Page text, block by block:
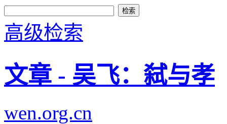
高级检索
文章 - 吴飞：弑与孝
wen.org.cn